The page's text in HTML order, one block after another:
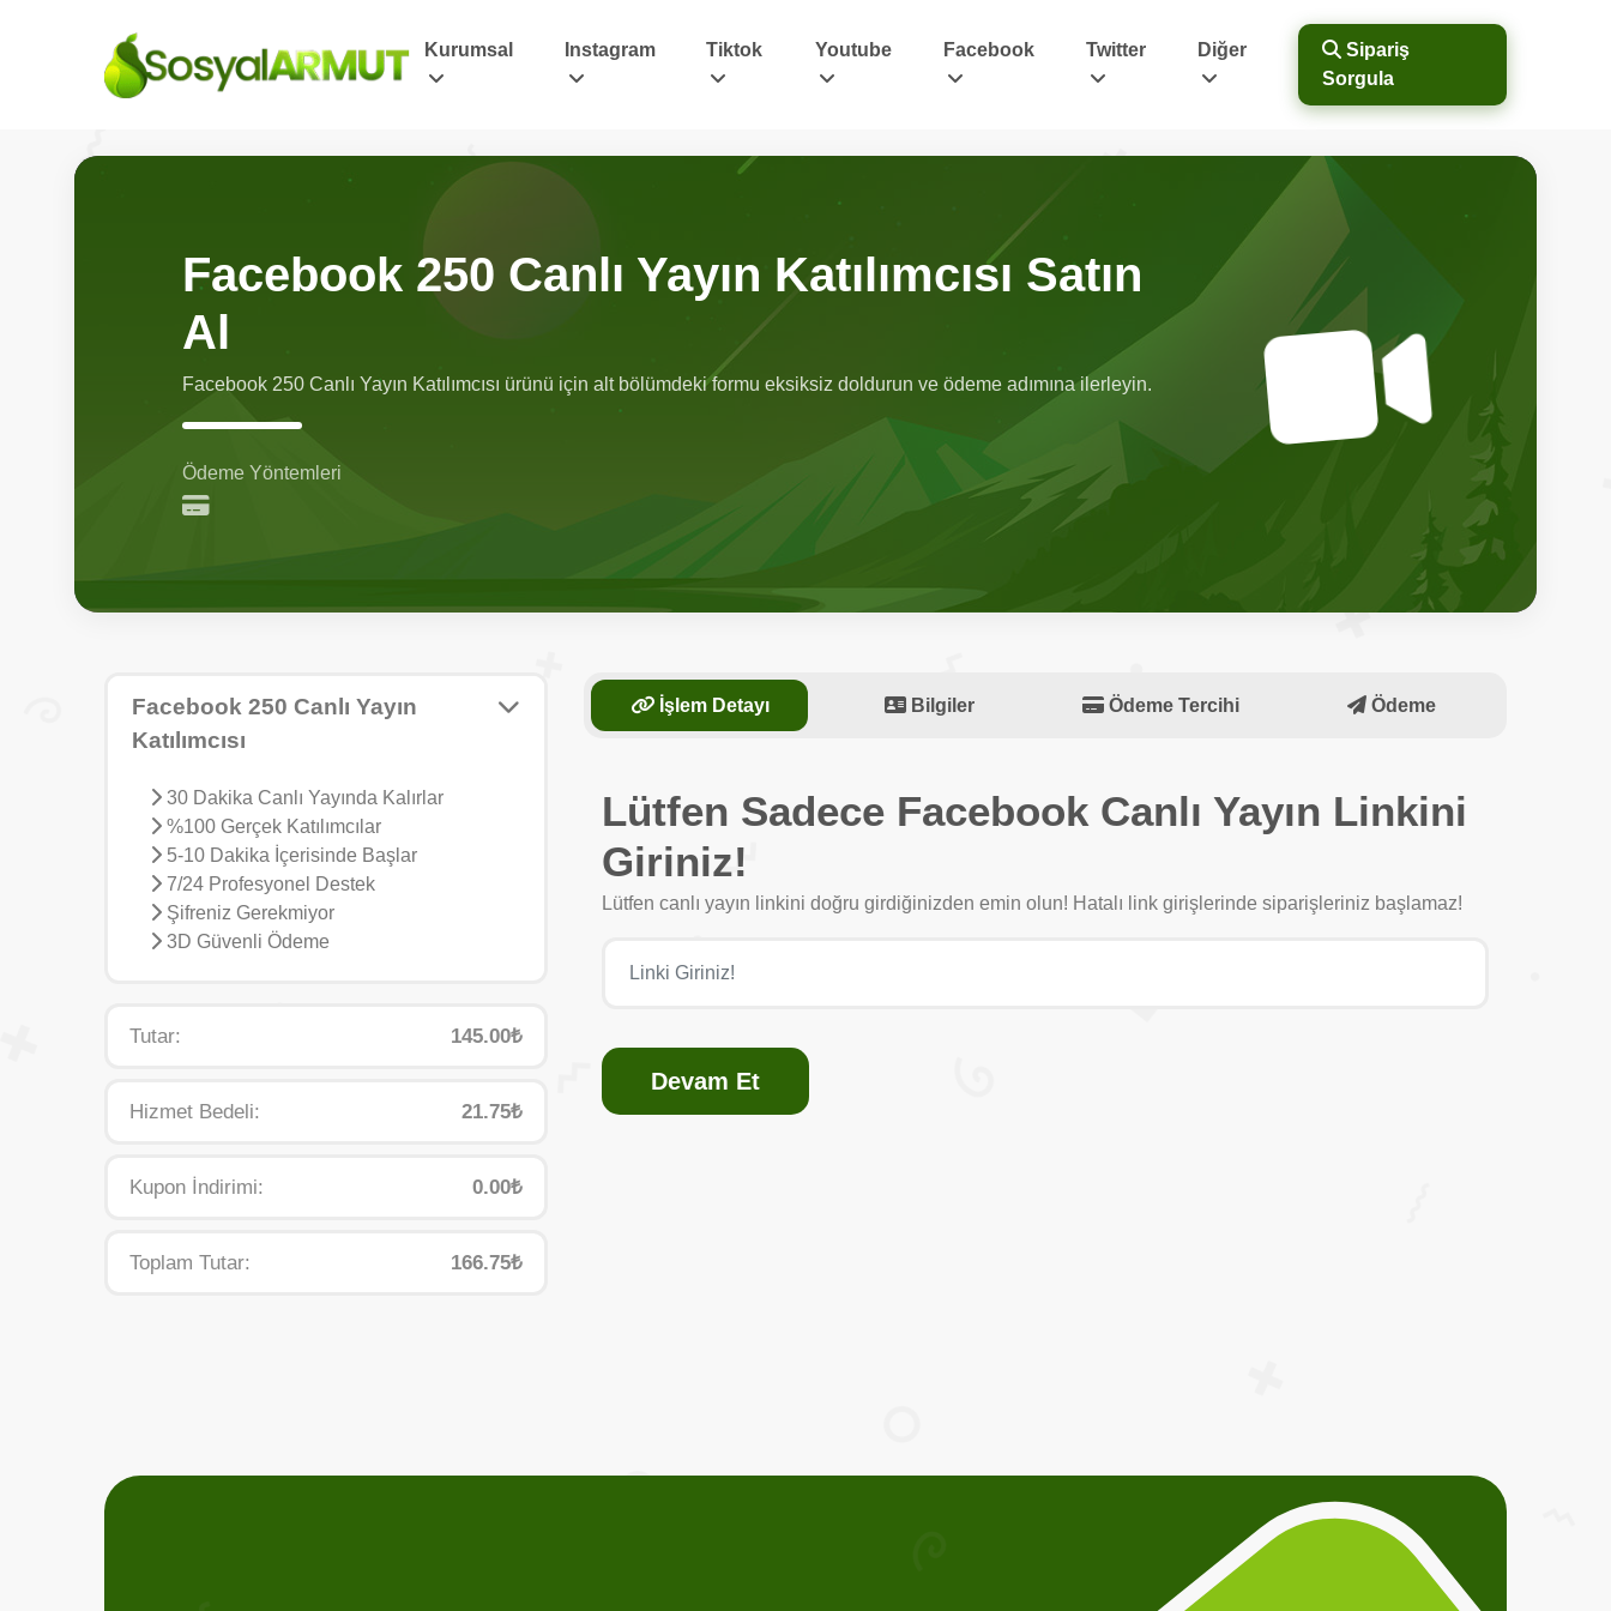
Kurumsal Instagram Tiktok Youtube Facebook Twitter Diğer
Sipariş
Sorgula
Facebook 250 Canlı Yayın Katılımcısı Satın
Al
Facebook 250 Canlı Yayın Katılımcısı ürünü için alt bölümdeki formu eksiksiz doldurun ve ödeme adımına ilerleyin.
Ödeme Yöntemleri
Facebook 250 Canlı Yayın
Katılımcısı
30 Dakika Canlı Yayında Kalırlar
%100 Gerçek Katılımcılar
5-10 Dakika İçerisinde Başlar
7/24 Profesyonel Destek
Şifreniz Gerekmiyor
3D Güvenli Ödeme
Tutar: 145.00₺
Hizmet Bedeli: 21.75₺
Kupon İndirimi: 0.00₺
Toplam Tutar: 166.75₺
İşlem Detayı Bilgiler Ödeme Tercihi Ödeme
Lütfen Sadece Facebook Canlı Yayın Linkini
Giriniz!
Lütfen canlı yayın linkini doğru girdiğinizden emin olun! Hatalı link girişlerinde siparişleriniz başlamaz!
Devam Et